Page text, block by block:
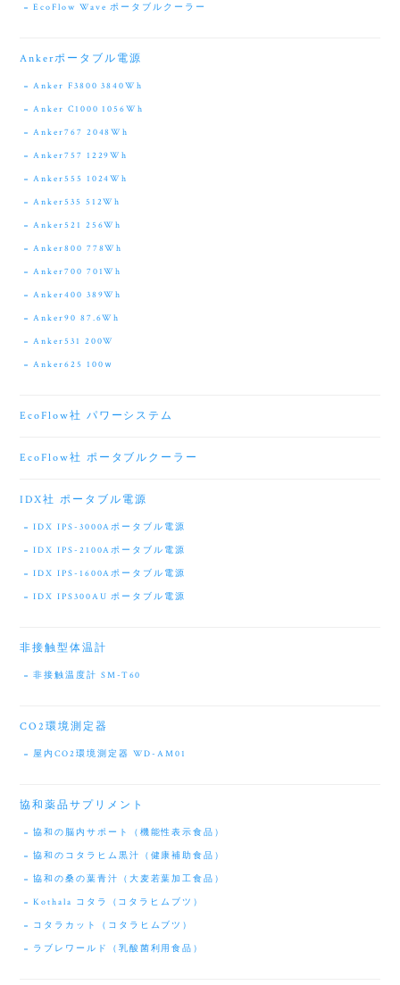
EcoFlow Wave ポータブルクーラー
Ankerポータブル電源
Anker F3800 3840Wh
Anker C1000 1056Wh
Anker767 2048Wh
Anker757 1229Wh
Anker555 1024Wh
Anker535 512Wh
Anker521 256Wh
Anker800 778Wh
Anker700 701Wh
Anker400 389Wh
Anker90 87.6Wh
Anker531 200W
Anker625 100ｗ
EcoFlow社 パワーシステム
EcoFlow社 ポータブルクーラー
IDX社 ポータブル電源
IDX IPS-3000Aポータブル電源
IDX IPS-2100Aポータブル電源
IDX IPS-1600Aポータブル電源
IDX IPS300AU ポータブル電源
非接触型体温計
非接触温度計 SM-T60
CO2環境測定器
屋内CO2環境測定器 WD-AM01
協和薬品サプリメント
協和の脳内サポート（機能性表示食品）
協和のコタラヒム黒汁（健康補助食品）
協和の桑の葉青汁（大麦若葉加工食品）
Kothala コタラ（コタラヒムブツ）
コタラカット（コタラヒムブツ）
ラブレワールド（乳酸菌利用食品）